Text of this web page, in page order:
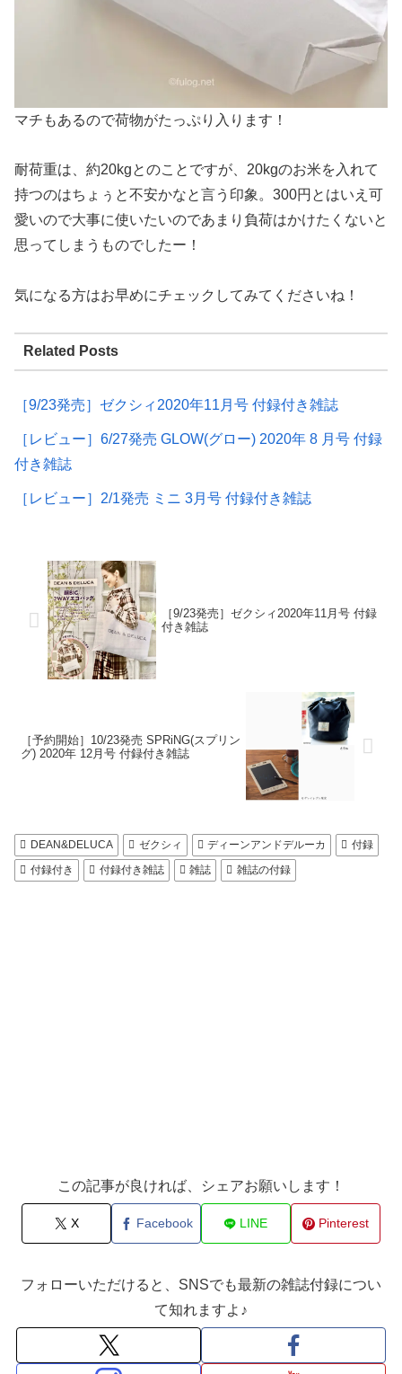
マチもあるので荷物がたっぷり入ります！
耐荷重は、約20kgとのことですが、20kgのお米を入れて
持つのはちょぅと不安かなと言う印象。300円とはいえ可
愛いので大事に使いたいのであまり負荷はかけたくないと
思ってしまうものでしたー！
気になる方はお早めにチェックしてみてくださいね！
Related Posts
［9/23発売］ゼクシィ2020年11月号 付録付き雑誌
［レビュー］6/27発売 GLOW(グロー) 2020年 8 月号 付録
付き雑誌
［レビュー］2/1発売 ミニ 3月号 付録付き雑誌
［9/23発売］ゼクシィ2020年11月号 付録
付き雑誌
［予約開始］10/23発売 SPRiNG(スプリン
グ) 2020年 12月号 付録付き雑誌
DEAN&DELUCA ゼクシィ ディーンアンドデルーカ
付録
付録付き
付録付き雑誌 雑誌 雑誌の付録
この記事が良ければ、シェアお願いします！
X Facebook LINE Pinterest
フォローいただけると、SNSでも最新の雑誌付録につい
て知れますよ♪